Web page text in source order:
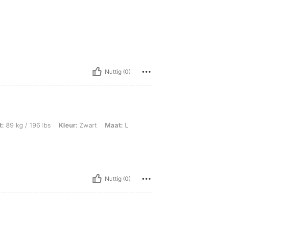
Nuttig (0)
Kleur: Zwart, Maat: L
89 kg / 196 lbs Kleur: Zwart Maat: L
Nuttig (0)